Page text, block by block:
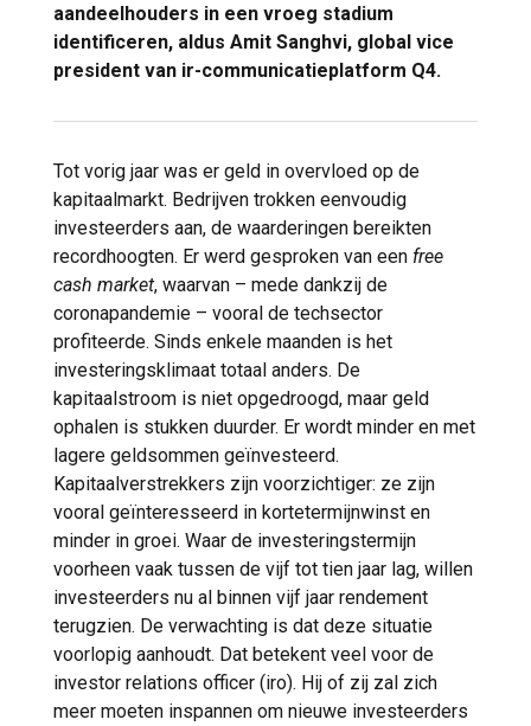
aandeelhouders in een vroeg stadium
identificeren, aldus Amit Sanghvi, global vice
president van ir-communicatieplatform Q4.
Tot vorig jaar was er geld in overvloed op de
kapitaalmarkt. Bedrijven trokken eenvoudig
investeerders aan, de waarderingen bereikten
recordhoogten. Er werd gesproken van een free
cash market, waarvan – mede dankzij de
coronapandemie – vooral de techsector
profiteerde. Sinds enkele maanden is het
investeringsklimaat totaal anders. De
kapitaalstroom is niet opgedroogd, maar geld
ophalen is stukken duurder. Er wordt minder en met
lagere geldsommen geïnvesteerd.
Kapitaalverstrekkers zijn voorzichtiger: ze zijn
vooral geïnteresseerd in kortetermijnwinst en
minder in groei. Waar de investeringstermijn
voorheen vaak tussen de vijf tot tien jaar lag, willen
investeerders nu al binnen vijf jaar rendement
terugzien. De verwachting is dat deze situatie
voorlopig aanhoudt. Dat betekent veel voor de
investor relations officer (iro). Hij of zij zal zich
meer moeten inspannen om nieuwe investeerders